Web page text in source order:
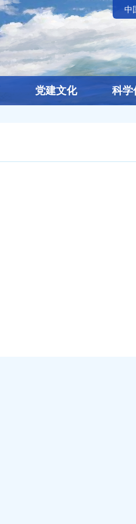
中
党建文化 科学